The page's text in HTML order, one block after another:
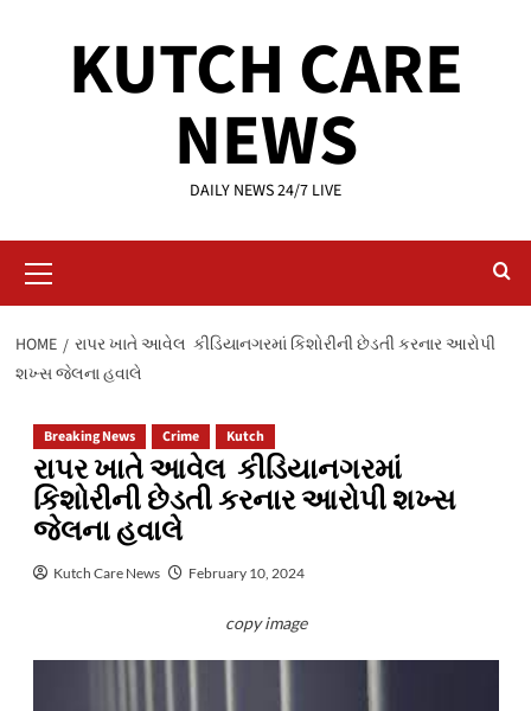
KUTCH CARE
NEWS
DAILY NEWS 24/7 LIVE
Menu
HOME
રાપર ખાતે આવેલ કીડિયાનગરમાં કિશોરીની છેડતી કરનાર આરોપી
શખ્સ જેલના હવાલે
Breaking News Crime Kutch
રાપર ખાતે આવેલ કીડિયાનગરમાં
કિશોરીની છેડતી કરનાર આરોપી શખ્સ
જેલના હવાલે
Kutch Care News February 10, 2024
copy image